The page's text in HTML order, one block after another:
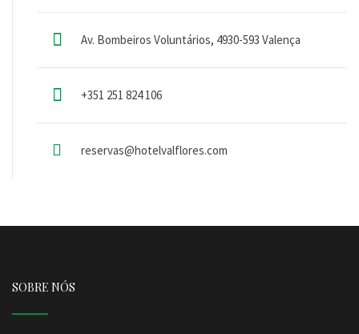
Av. Bombeiros Voluntários, 4930-593 Valença
+351 251 824 106
reservas@hotelvalflores.com
SOBRE NÓS